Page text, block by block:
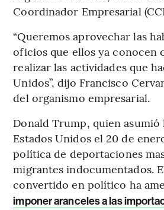
Coordinador Empresarial
“Queremos aprovechar las
oficios que ellos ya conocen
realizar las actividades que
Unidos”, dijo Francisco
del organismo empresarial.
Donald Trump, quien asumió
Estados Unidos el 20 de
política de deportaciones
migrantes indocumentados.
convertido en político ha
imponer aranceles a las